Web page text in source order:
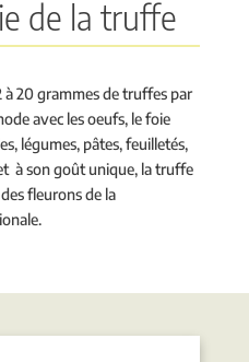
de la truffe
20 grammes de truffes par
avec les oeufs, le foie
légumes, pâtes, feuilletés,
à son goût unique, la truffe
fleurons de la